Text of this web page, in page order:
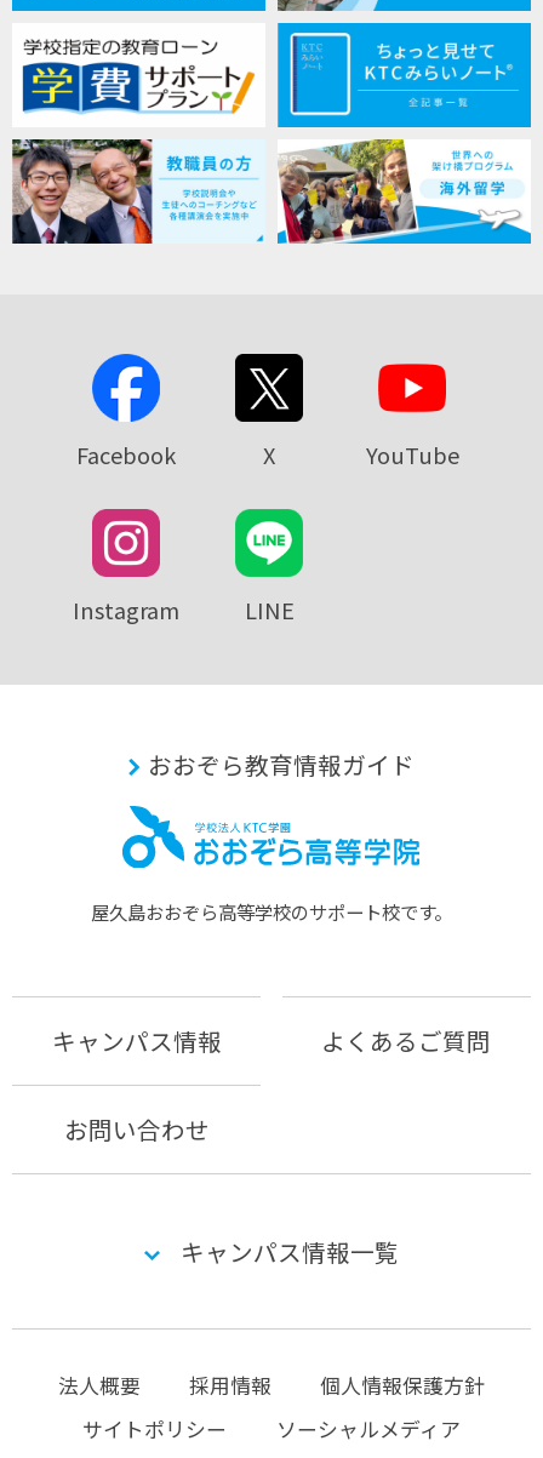
Facebook X YouTube
Instagram LINE
おおぞら教育情報ガイド
屋久島おおぞら⾼等学校のサポート校です。
キャンパス情報 よくあるご質問
お問い合わせ
キャンパス情報一覧
法人概要 採用情報
個人情報保護方針
サイトポリシー
ソーシャルメディア